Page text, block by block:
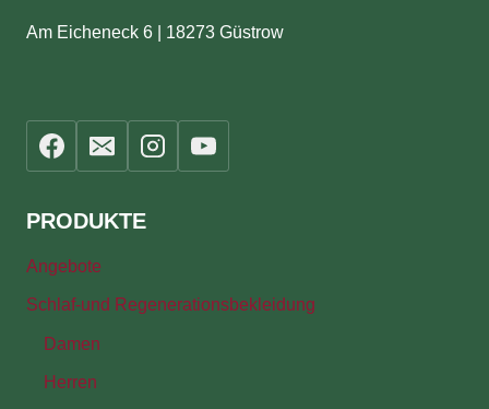
Am Eicheneck 6 | 18273 Güstrow
PRODUKTE
Angebote
Schlaf-und Regenerationsbekleidung
Damen
Herren